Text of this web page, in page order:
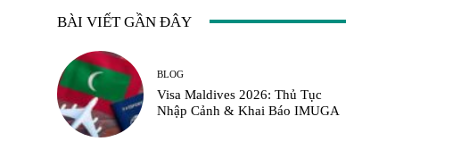
BÀI VIẾT GẦN ĐÂY
BLOG
Visa Maldives 2026: Thủ Tục
Nhập Cảnh & Khai Báo IMUGA